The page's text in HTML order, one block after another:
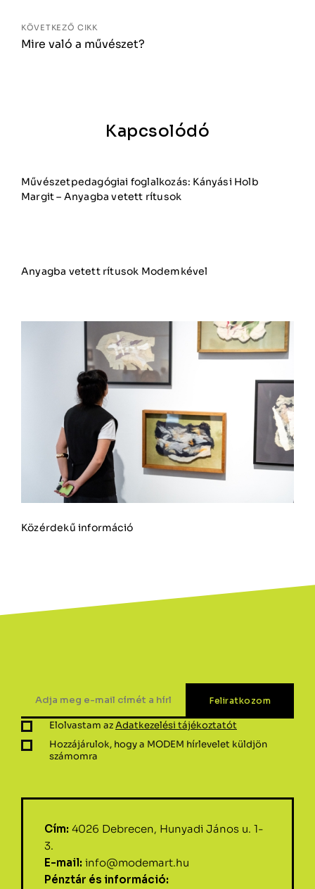
KÖVETKEZŐ CIKK
Mire való a művészet?
Kapcsolódó
Művészetpedagógiai foglalkozás: Kányási Holb
Margit – Anyagba vetett rítusok
Anyagba vetett rítusok Modemkével
Közérdekű információ
Elolvastam azAdatkezelési tájékoztatót
Hozzájárulok, hogy a MODEM hírlevelet küldjön
számomra
Cím: 4026 Debrecen, Hunyadi János u. 1-
3.
E-mail: info@modemart.hu
Pénztár és információ: